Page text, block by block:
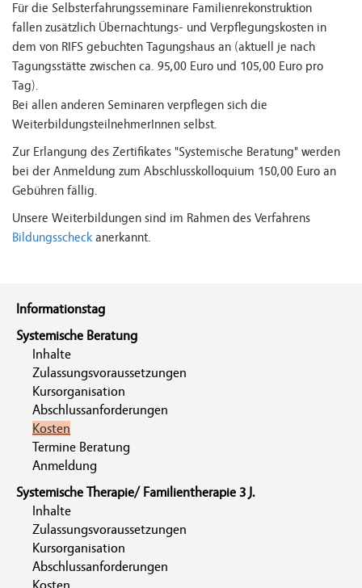
Für die Selbsterfahrungsseminare Familienrekonstruktion
fallen zusätzlich Übernachtungs- und Verpflegungskosten in
dem von RIFS gebuchten Tagungshaus an (aktuell je nach
Tagungsstätte zwischen ca. 95,00 Euro und 105,00 Euro pro
Tag).
Bei allen anderen Seminaren verpflegen sich die
WeiterbildungsteilnehmerInnen selbst.
Zur Erlangung des Zertifikates "Systemische Beratung" werden
bei der Anmeldung zum Abschlusskolloquium 150,00 Euro an
Gebühren fällig.
Unsere Weiterbildungen sind im Rahmen des Verfahrens
Bildungsscheck anerkannt.
Informationstag
Systemische Beratung
Inhalte
Zulassungsvoraussetzungen
Kursorganisation
Abschlussanforderungen
Kosten
Termine Beratung
Anmeldung
Systemische Therapie/ Familientherapie 3 J.
Inhalte
Zulassungsvoraussetzungen
Kursorganisation
Abschlussanforderungen